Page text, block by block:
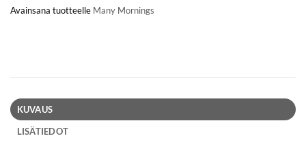
Avainsana tuotteelle Many Mornings
KUVAUS
LISÄTIEDOT